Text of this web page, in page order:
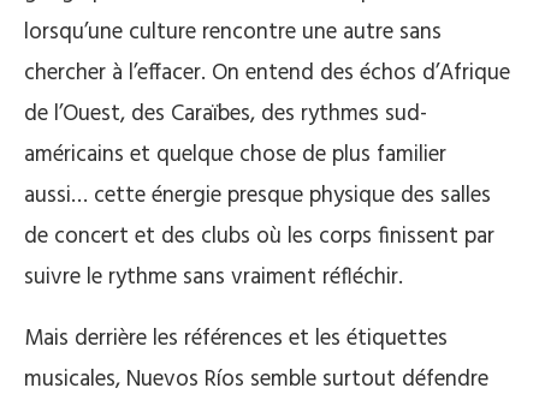
lorsqu’une culture rencontre une autre sans
chercher à l’effacer. On entend des échos d’Afrique
de l’Ouest, des Caraïbes, des rythmes sud-
américains et quelque chose de plus familier
aussi… cette énergie presque physique des salles
de concert et des clubs où les corps finissent par
suivre le rythme sans vraiment réfléchir.
Mais derrière les références et les étiquettes
musicales, Nuevos Ríos semble surtout défendre